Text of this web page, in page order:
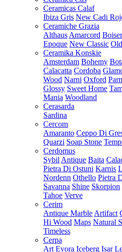
Ceramicas Calaf
Ibiza Gris New Cadi
Ceramiche Grazia
Althaus Amarcord
Epoque New Classic
Ceramika Konskie
Amsterdam Bohemy
Calacatta Cordoba
Wood Narni Oxford
Glossy Sweet Home
Mania Woodland
Cerasarda
Sardina
Cercom
Amaranto Ceppo Di
Quarzi Soap Stone
Cerdomus
Sybil Antique Baita
Pietra Di Ostuni Karnis
Nordenn Othello Pietra
Savanna Shine Skorpion
Tahoe Verve
Cerim
Antique Marble Artifact
Hi Wood Maps Natural
Timeless
Cerpa
Art Evora Iceberg Isar